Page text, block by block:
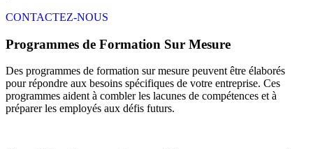
CONTACTEZ-NOUS
Programmes de Formation Sur Mesure
Des programmes de formation sur mesure peuvent être élaborés
pour répondre aux besoins spécifiques de votre entreprise. Ces
programmes aident à combler les lacunes de compétences et à
préparer les employés aux défis futurs.